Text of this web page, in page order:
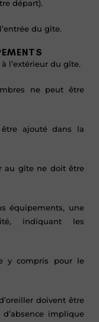
départ).
du gîte.
l’extérieur du gîte.
ne peut être
ajouté dans la
au gîte ne doit être
équipements, une
indiquant les
y compris pour le
doivent être
implique